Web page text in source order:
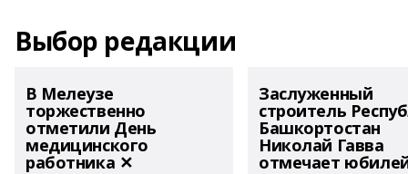
Выбор редакции
В Мелеузе
торжественно
отметили День
медицинского
работника ✕
Заслуженный
строитель
Башкортостан
Николай Гавва
отмечает